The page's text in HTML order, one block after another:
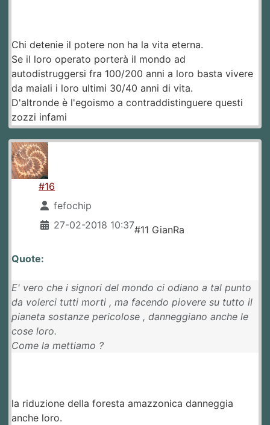
Chi detenie il potere non ha la vita eterna.
Se il loro operato porterà il mondo ad
autodistruggersi fra 100/200 anni a loro basta vivere
da maiali i loro ultimi 30/40 anni di vita.
D'altronde è l'egoismo a contraddistinguere questi
zozzi infami
#16
fefochip
27-02-2018 10:37#11 GianRa
Quote:
E' vero che i signori del mondo ci odiano a tal punto
da volerci tutti morti , ma facendo piovere su tutto il
pianeta sostanze pericolose , danneggiano anche le
cose loro.
Come la mettiamo ?
la riduzione della foresta amazzonica danneggia
anche loro.